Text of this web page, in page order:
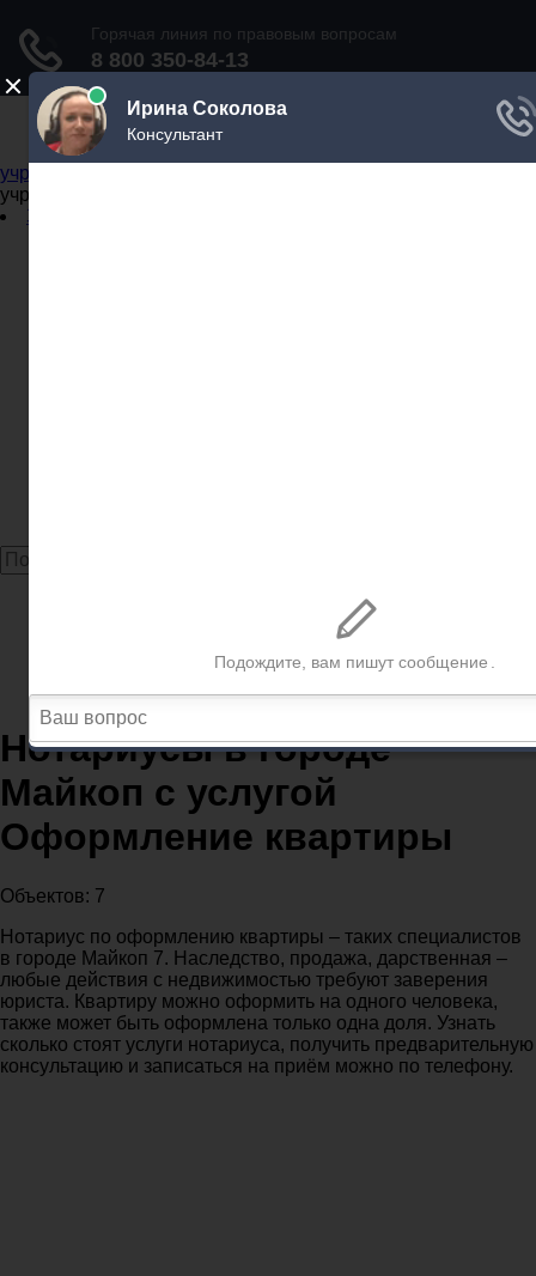
Не официальный справочник государственных
учреждений
учреждений
Задать вопрос юристу
Нотариусы в городе Майкоп с услугой Оформление
квартиры
Нотариусы в городе
Майкоп с услугой
Оформление квартиры
Объектов: 7
Нотариус по оформлению квартиры – таких специалистов
в городе Майкоп 7. Наследство, продажа, дарственная –
любые действия с недвижимостью требуют заверения
юриста. Квартиру можно оформить на одного человека,
также может быть оформлена только одна доля. Узнать
сколько стоят услуги нотариуса, получить предварительную
консультацию и записаться на приём можно по телефону.